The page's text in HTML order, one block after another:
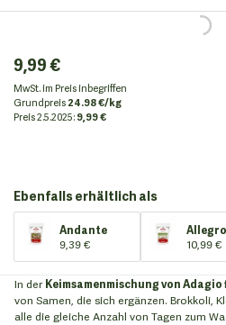
9,99 €
MwSt. im Preis inbegriffen
Grundpreis24.98 €/kg
Preis2.5.2025:9,99 €
Ebenfalls erhältlich als
Andante
9,39 €
Allegro
10,99 €
In derKeimsamenmischung von Adagio
von Samen, die sich ergänzen. Brokkoli,
alle die gleiche Anzahl von Tagen zum